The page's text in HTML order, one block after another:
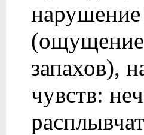
запахов),
чувств: